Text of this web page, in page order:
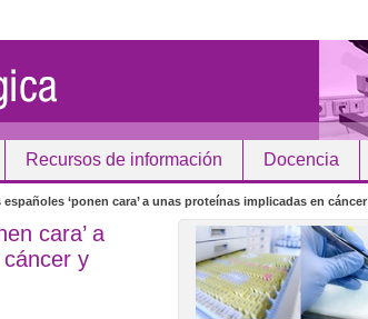
Recursos de información Docencia
‘ponen cara’ a unas proteínas implicadas en
cara’ a
y